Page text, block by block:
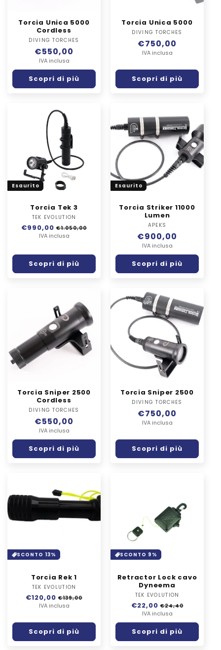
Torcia Unica 5000
Cordless
Fornitore:
DIVING TORCHES
Prezzo
di
listino
€550,00
IVA inclusa
Scopri di più
Torcia Unica 5000
Fornitore:
DIVING TORCHES
Prezzo
di
€750,00
IVA inclusa
Scopri di più
Esaurito
Torcia Tek 3
Fornitore:
TEK EVOLUTION
Prezzo
€990,00 Prezzo
scontato
€1.050,00
IVA inclusa
Scopri di più
Esaurito
Torcia Striker 11000
Lumen
Fornitore:
APEKS
Prezzo
di
listino
€900,00
IVA inclusa
Scopri di più
Torcia Sniper 2500
Cordless
Fornitore:
DIVING TORCHES
Prezzo
di
listino
€550,00
IVA inclusa
Scopri di più
Torcia Sniper 2500
Fornitore:
DIVING TORCHES
Prezzo
di
€750,00
IVA inclusa
Scopri di più
SCONTO 13%
Torcia Rek 1
Fornitore:
TEK EVOLUTION
Prezzo
€120,00 Prezzo
scontato
€139,00
IVA inclusa
Scopri di più
SCONTO 9%
Retractor Lock cavo
Dyneema
Fornitore:
TEK EVOLUTION
Prezzo
listino
€22,00 Prezzo
scontato
€24,40
IVA inclusa
Scopri di più